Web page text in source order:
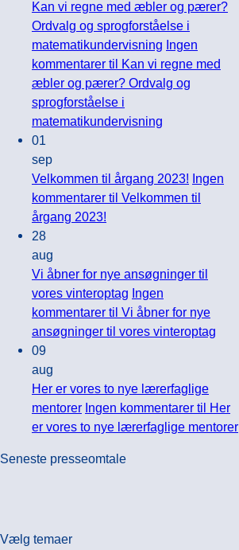
Kan vi regne med æbler og pærer?
Ordvalg og sprogforståelse i
matematikundervisning Ingen
kommentarer til Kan vi regne med
æbler og pærer? Ordvalg og
sprogforståelse i
matematikundervisning
01
sep
Velkommen til årgang 2023! Ingen
kommentarer til Velkommen til
årgang 2023!
28
aug
Vi åbner for nye ansøgninger til
vores vinteroptag Ingen
kommentarer til Vi åbner for nye
ansøgninger til vores vinteroptag
09
aug
Her er vores to nye lærerfaglige
mentorer Ingen kommentarer til Her
er vores to nye lærerfaglige mentorer
Seneste presseomtale
Vælg temaer